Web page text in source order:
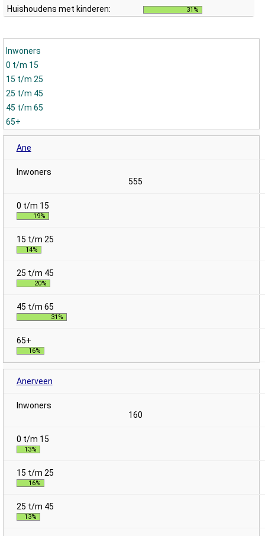
Huishoudens met kinderen: 31%
Inwoners
0 t/m 15
15 t/m 25
25 t/m 45
45 t/m 65
65+
Ane
555
19%
14%
20%
31%
16%
Anerveen
160
13%
16%
13%